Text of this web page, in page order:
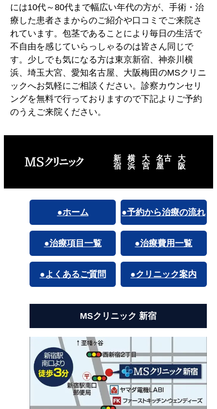
には10代～80代まで幅広い年代の方が、手術・治
療した患者さまからのご紹介や口コミでご来院さ
れています。包茎であることにより毎日の生活で
不自由を感じていらっしゃるのは皆さん同じで
す。少しでも気になる方は東京新宿、神奈川横
浜、埼玉大宮、愛知名古屋、大阪梅田のMSクリニ
ックへお気軽にご相談ください。診察カウンセリ
ングを無料で行っておりますので下記よりご予約
のうえご来院ください。
新
宿
横
浜
大
宮
名古
屋
大
阪
●ホーム ●予約から治療の流れ
●治療項目一覧 ●治療費用一覧
●よくあるご質問 ●クリニック案内
MSクリニック 新宿